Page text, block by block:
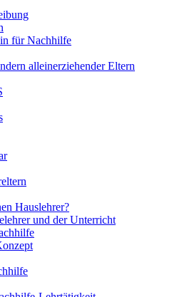
für Nachhilfe
alleinerziehender Eltern
Hauslehrer?
und der Unterricht